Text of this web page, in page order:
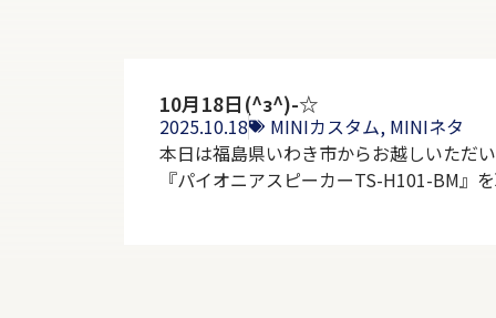
10月18日(^з^)-☆
2025.10.18 MINIカスタム, MINIネタ
本日は福島県いわき市からお越しいただ
『パイオニアスピーカーTS-H101-BM』